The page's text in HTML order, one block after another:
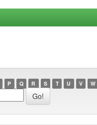
P Q R S T U V W